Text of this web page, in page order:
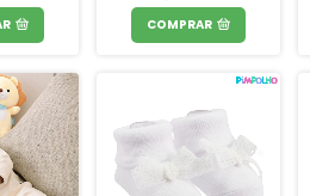
COMPRAR